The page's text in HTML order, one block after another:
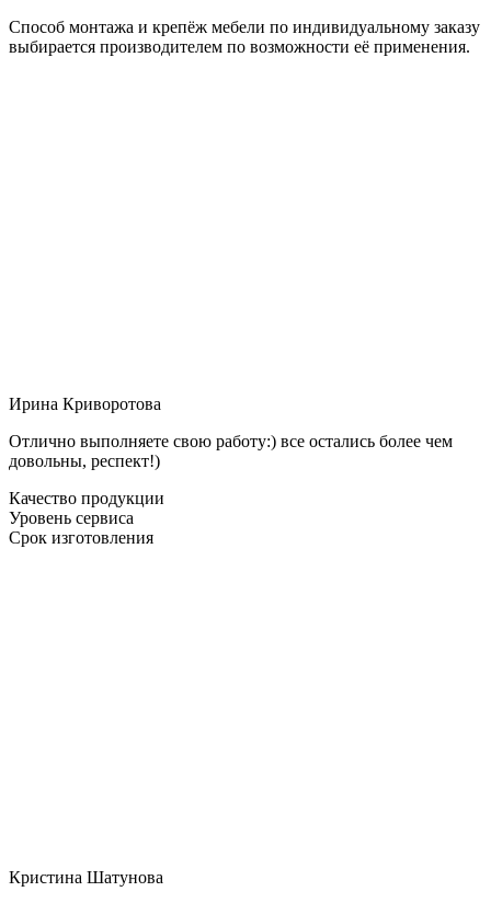
Способ монтажа и крепёж мебели по индивидуальному заказу
выбирается производителем по возможности её применения.
Ирина Криворотова
Отлично выполняете свою работу:) все остались более чем
довольны, респект!)
Качество продукции
Уровень сервиса
Срок изготовления
Кристина Шатунова